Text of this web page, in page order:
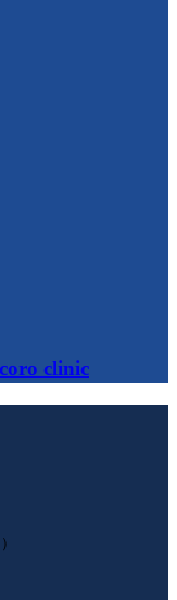
clinic